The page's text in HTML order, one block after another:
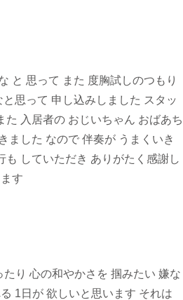
と 思って また 度胸試しのつもり
思って 申し込みしました スタッ
入居者の おじいちゃん おばあち
ました なので 伴奏が うまくいき
していただき ありがたく感謝し
す
り 心の和やかさを 掴みたい 嫌な
1日が 欲しいと思います それは